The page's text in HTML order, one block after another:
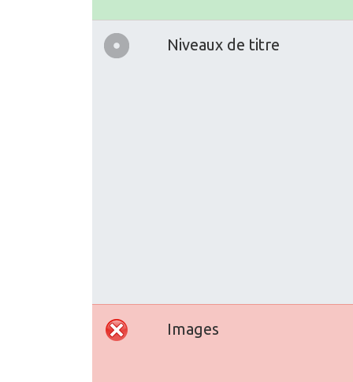
Niveaux de titre
Images